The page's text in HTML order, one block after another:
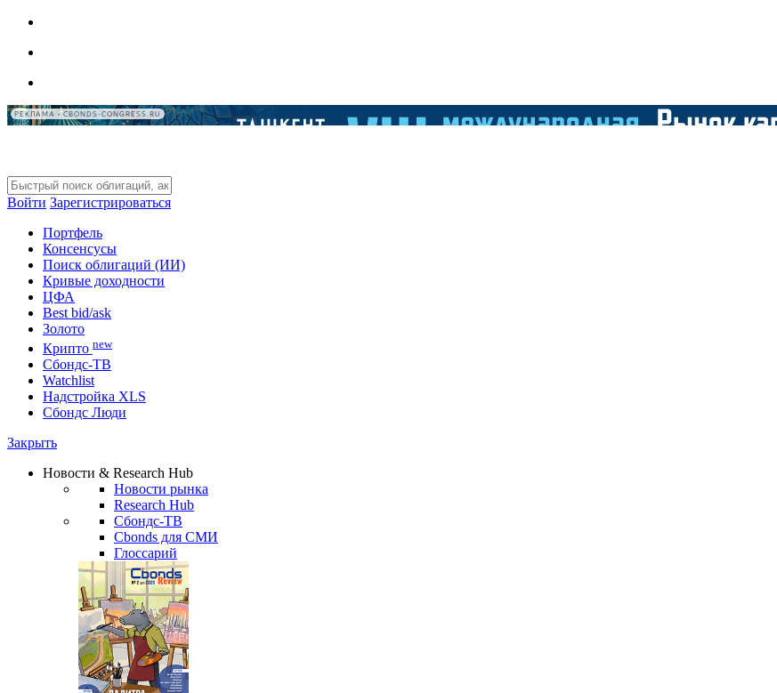
РЕКЛАМА • CBONDS-CONGRESS.RU
Войти Зарегистрироваться
Портфель
Консенсусы
Поиск облигаций (ИИ)
Кривые доходности
ЦФА
Best bid/ask
Золото
Крипто new
Сбондс-ТВ
Watchlist
Надстройка XLS
Сбондс Люди
Закрыть
Новости & Research Hub
Новости рынка
Research Hub
Сбондс-ТВ
Cbonds для СМИ
Глоссарий